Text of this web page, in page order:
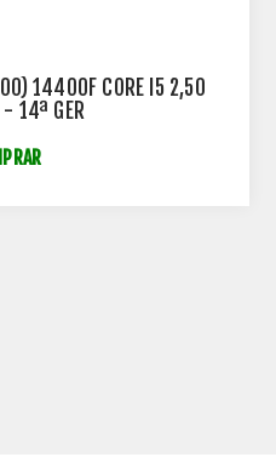
14400F CORE I5 2,50
14ª GER